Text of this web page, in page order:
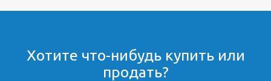
Хотите что-нибудь купить или
продать?